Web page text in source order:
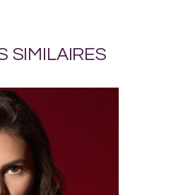
SIMILAIRES